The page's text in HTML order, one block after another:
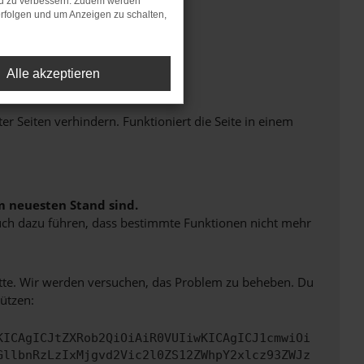
Seiten verhindern. Funktioniert die Seite in einem
neuesten Stand sind.
dazu führen, dass bestimmte Funktionen nicht mehr
Wir werden versuchen, das Problem zu beheben. Du
und um Anzeigen zu schalten,
Alle akzeptieren